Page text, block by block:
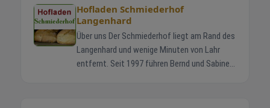
Hofladen Schmiederhof
Langenhard
Über uns Der Schmiederhof liegt am Rand des
Langenhard und wenige Minuten von Lahr
entfernt. Seit 1997 führen Bernd und Sabine